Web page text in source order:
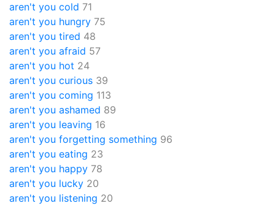
aren't you cold 71
aren't you hungry 75
aren't you tired 48
aren't you afraid 57
aren't you hot 24
aren't you curious 39
aren't you coming 113
aren't you ashamed 89
aren't you leaving 16
aren't you forgetting something 96
aren't you eating 23
aren't you happy 78
aren't you lucky 20
aren't you listening 20